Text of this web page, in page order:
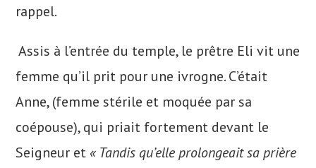
rappel.
Assis à l’entrée du temple, le prêtre Eli vit une
femme qu’il prit pour une ivrogne. C’était
Anne, (femme stérile et moquée par sa
coépouse), qui priait fortement devant le
Seigneur et « Tandis qu’elle prolongeait sa prière